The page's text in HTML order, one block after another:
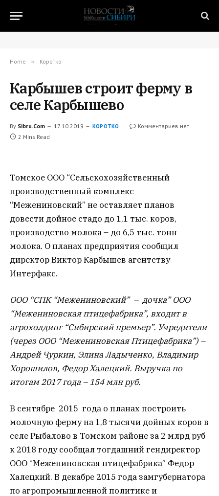
Home » Коротко
Карбышев строит ферму в
селе Карбышево
By Sibru.Com 17.10.2019 КОРОТКО
Комментариев нет
2 Mins Read
Томское ООО “Сельскохозяйственный
производственный комплекс
“Межениновский” не оставляет планов
довести дойное стадо до 1,1 тыс. коров,
производство молока – до 6,5 тыс. тонн
молока. О планах предприятия сообщил
директор Виктор Карбышев агентству
Интерфакс.
ООО “СПК “Межениновский” – дочка” ООО
“Межениновская птицефабрика”, входит в
агрохолдинг “Сибирский премьер”. Учредители
(через ООО “Межениновская Птицефабрика”) –
Андрей Чуркин, Элина Ладыченко, Владимир
Хорошилов, Федор Халецкий. Выручка по
итогам 2017 года – 154 млн руб.
В сентябре 2015 года о планах построить
молочную ферму на 1,8 тысячи дойных коров в
селе Рыбалово в Томском районе за 2 млрд руб
к 2018 году сообщал тогдашний гендиректор
ООО “Межениновская птицефабрика” Федор
Халецкий. В декабре 2015 года замгубернатора
по агропромышленной политике и